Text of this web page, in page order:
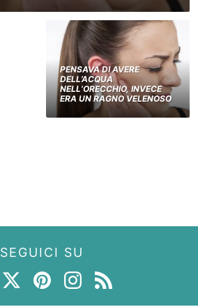
PENSAVA DI AVERE
DELL’ACQUA
NELL’ORECCHIO, INVECE
ERA UN RAGNO VELENOSO
SEGUICI SU